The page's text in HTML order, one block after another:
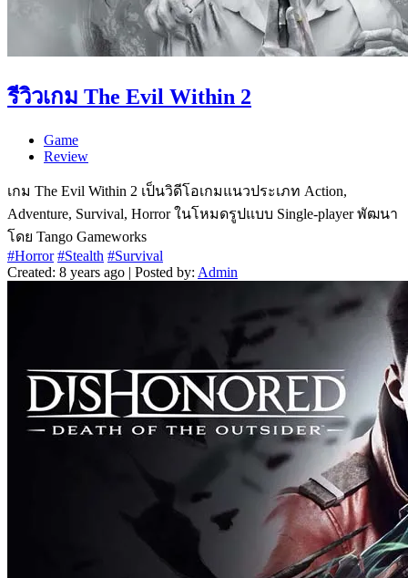
รีวิวเกม The Evil Within 2
Game
Review
เกม The Evil Within 2 เป็นวิดีโอเกมแนวประเภท Action,
Adventure, Survival, Horror ในโหมดรูปแบบ Single-player พัฒนา
โดย Tango Gameworks
#Horror #Stealth #Survival
Created: 8 years ago | Posted by: Admin